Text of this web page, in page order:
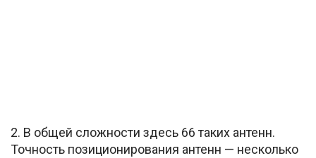
2. В общей сложности здесь 66 таких антенн.
Точность позиционирования антенн — несколько